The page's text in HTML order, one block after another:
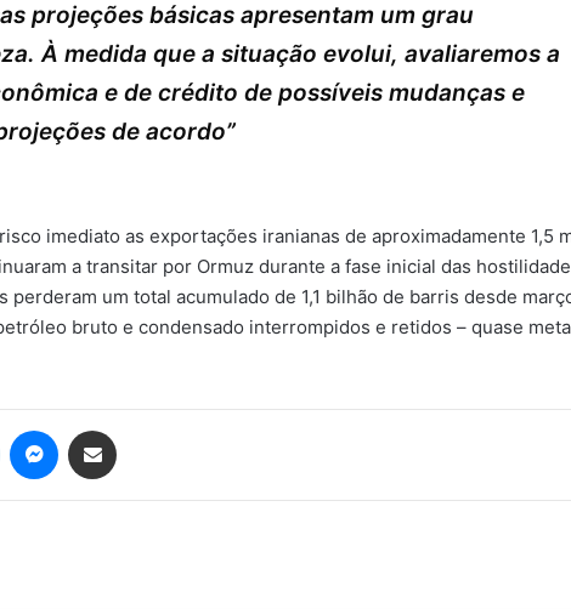
projeções básicas apresentam um grau
À medida que a situação evolui, avaliaremos a
e de crédito de possíveis mudanças e
de acordo”
imediato as exportações iranianas de aproximadamente 1,5
a transitar por Ormuz durante a fase inicial das
um total acumulado de 1,1 bilhão de barris desde
bruto e condensado interrompidos e retidos – quase
Linkedin Messenger